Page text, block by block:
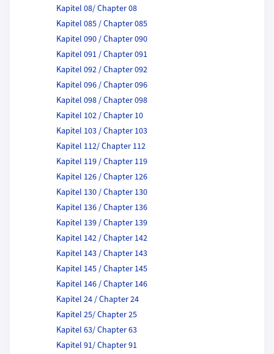
Kapitel 08/ Chapter 08
Kapitel 085 / Chapter 085
Kapitel 090 / Chapter 090
Kapitel 091 / Chapter 091
Kapitel 092 / Chapter 092
Kapitel 096 / Chapter 096
Kapitel 098 / Chapter 098
Kapitel 102 / Chapter 10
Kapitel 103 / Chapter 103
Kapitel 112/ Chapter 112
Kapitel 119 / Chapter 119
Kapitel 126 / Chapter 126
Kapitel 130 / Chapter 130
Kapitel 136 / Chapter 136
Kapitel 139 / Chapter 139
Kapitel 142 / Chapter 142
Kapitel 143 / Chapter 143
Kapitel 145 / Chapter 145
Kapitel 146 / Chapter 146
Kapitel 24 / Chapter 24
Kapitel 25/ Chapter 25
Kapitel 63/ Chapter 63
Kapitel 91/ Chapter 91